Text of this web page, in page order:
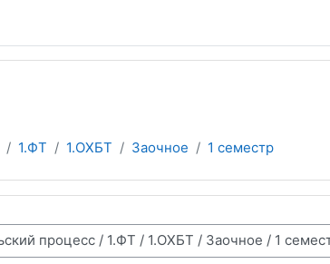
1.ФТ 1.ОХБТ Заочное 1 семестр